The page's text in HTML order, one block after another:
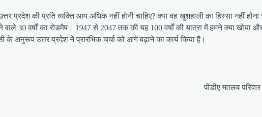
प्रदेश की प्रति व्यक्ति आय अधिक नहीं होनी चाहिए? क्या वह खुशहाली का हिस्सा नहीं होना
30 वर्षों का रोडमैप। 1947 से 2047 तक की यह 100 वर्षों की यात्रा में हमने क्या खोया
अनुरूप उत्तर प्रदेश ने प्रारंभिक चर्चा को आगे बढ़ाने का कार्य किया है।
पीडीए मतलब